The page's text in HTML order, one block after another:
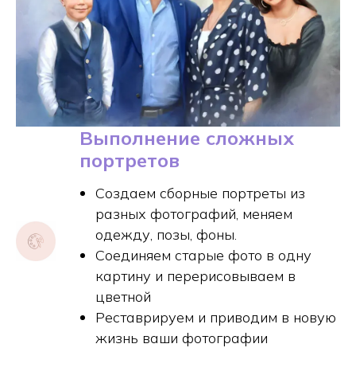
Выполнение сложных
портретов
Создаем сборные портреты из
разных фотографий, меняем
одежду, позы, фоны.
Соединяем старые фото в одну
картину и перерисовываем в
цветной
Реставрируем и приводим в новую
жизнь ваши фотографии